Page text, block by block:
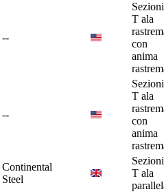
--
T ala
con
anima
--
T ala
con
anima
Continental
Steel
T ala